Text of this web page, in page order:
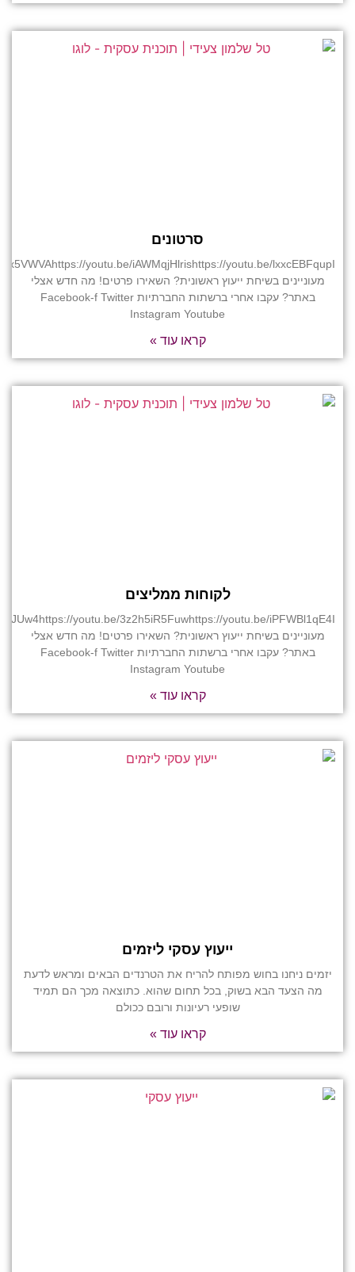
סרטונים
youtu.be/iAWMqjHlrishttps://youtu.be/lxxcEBFqupI
מעוניינים בשיחת ייעוץ ראשונית? השאירו פרטים! מה חדש אצלי
באתר? עקבו אחרי ברשתות החברתיות Facebook-f Twitter
Instagram Youtube
קראו עוד »
לקוחות ממליצים
youtu.be/3z2h5iR5Fuwhttps://youtu.be/iPFWBl1qE4I
מעוניינים בשיחת ייעוץ ראשונית? השאירו פרטים! מה חדש אצלי
באתר? עקבו אחרי ברשתות החברתיות Facebook-f Twitter
Instagram Youtube
קראו עוד »
ייעוץ עסקי ליזמים
יזמים ניחנו בחוש מפותח להריח את הטרנדים הבאים ומראש לדעת
מה הצעד הבא בשוק, בכל תחום שהוא. כתוצאה מכך הם תמיד
שופעי רעיונות ורובם ככולם
קראו עוד »